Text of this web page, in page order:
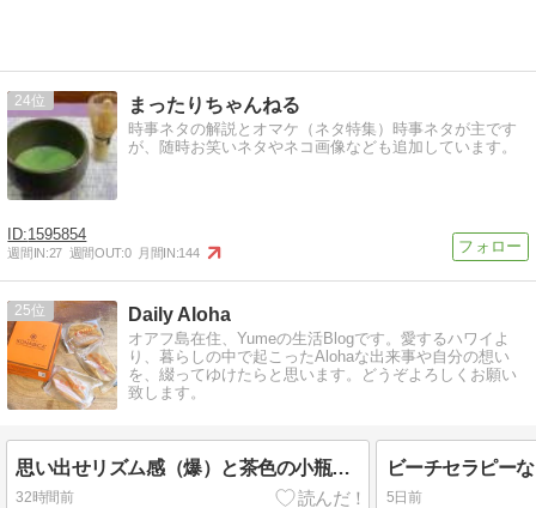
24 まったりちゃんねる
時事ネタの解説とオマケ（ネタ特集）時事ネタが主です
が、随時お笑いネタやネコ画像なども追加しています。
1595854
週間IN:27 週間OUT:0 月間IN:144
25 Daily Aloha
オアフ島在住、Yumeの生活Blogです。愛するハワイよ
り、暮らしの中で起こったAlohaな出来事や自分の想い
を、綴ってゆけたらと思います。どうぞよろしくお願い
致します。
思い出せリズム感（爆）と茶色の小瓶。/New Openのクッキー屋さん♪
32時間前
ビーチセラピー
5日前